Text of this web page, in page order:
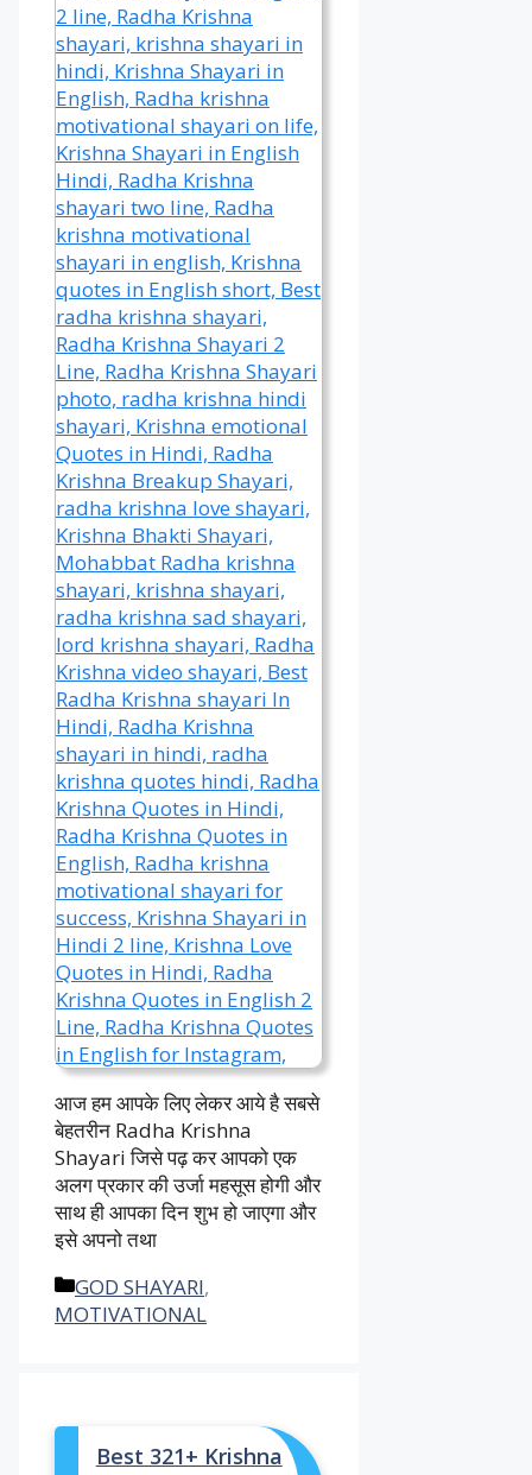
आज हम आपके लिए लेकर आये है सबसे
बेहतरीन Radha Krishna
Shayari जिसे पढ़ कर आपको एक
अलग प्रकार की उर्जा महसूस होगी और
साथ ही आपका दिन शुभ हो जाएगा और
इसे अपनो तथा
Categories
GOD SHAYARI,
MOTIVATIONAL
Best 321+ Krishna